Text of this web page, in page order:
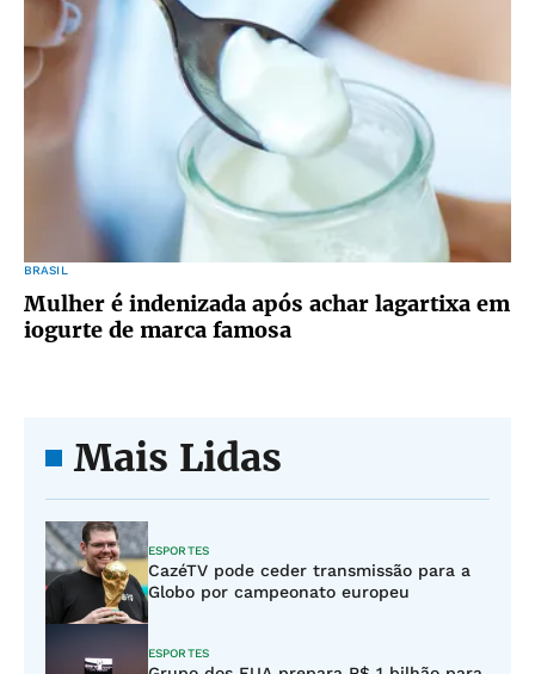
BRASIL
Mulher é indenizada após achar lagartixa em
iogurte de marca famosa
Mais Lidas
ESPORTES
CazéTV pode ceder transmissão para a
Globo por campeonato europeu
ESPORTES